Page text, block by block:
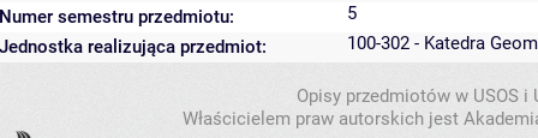
Numer semestru przedmiotu:
5
Jednostka realizująca przedmiot:
100-302 - Katedra
Opisy przedmiotów w USOS
Właścicielem praw autorskich jest